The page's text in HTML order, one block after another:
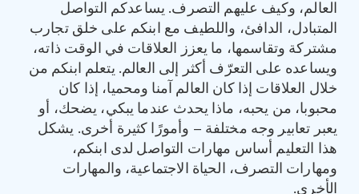
العالم، وكيف عليهم التصرف. يساعدكم التواصل
المتبادل، الدافئ، واللطيف مع ابنكم على خلق تجارب
مشتركة وتقاسمها، ما يعزز العلاقات في الوقت ذاته،
ويساعده على التعرّف أكثر إلى العالم. يتعلم ابنكم من
خلال العلاقات إذا كان العالم آمنا ومحميا، إذا كان
محبوبا، من يحبه، ماذا يحدث عندما يبكي، يضحك، أو
يعبر تعابير وجه مختلفة – وأمورًا كثيرة أخرى. يشكل
هذا التعليم أساس مهارات التواصل لدى ابنكم،
ومهارات التصرف، الحياة الاجتماعية، والمهارات
الأخرى.